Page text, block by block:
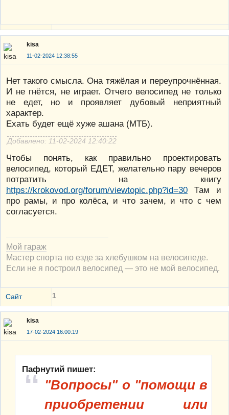
kisa
11-02-2024 12:38:55
Нет такого смысла. Она тяжёлая и переупрочнённая.
И не гнётся, не играет. Отчего велосипед не только
не едет, но и проявляет дубовый неприятный
характер.
Ехать будет ещё хуже ашана (МТБ).
Добавлено: 11-02-2024 12:40:22
Чтобы понять, как правильно проектировать
велосипед, который ЕДЕТ, желательно пару вечеров
потратить на книгу
https://krokovod.org/forum/viewtopic.php?id=30 Там и
про рамы, и про колёса, и что зачем, и что с чем
согласуется.
Мой гараж
Мастер спорта по езде за хлебушком на велосипеде.
Если не я построил велосипед — это не мой велосипед.
Сайт 1
kisa
17-02-2024 16:00:19
Пафнутий пишет:
"Вопросы" о "помощи в
приобретении или